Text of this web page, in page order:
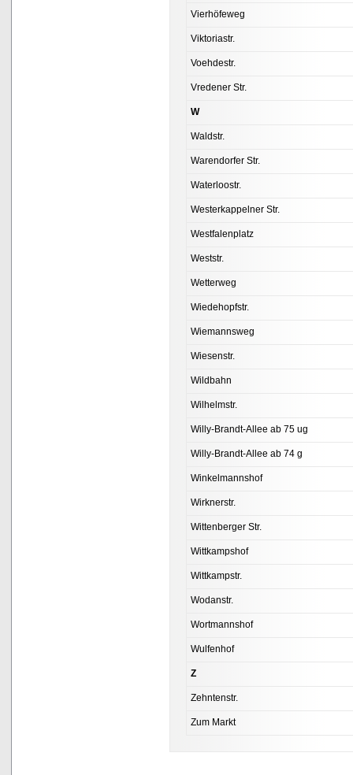
Vierhöfeweg
Viktoriastr.
Voehdestr.
Vredener Str.
W
Waldstr.
Warendorfer Str.
Waterloostr.
Westerkappelner Str.
Westfalenplatz
Weststr.
Wetterweg
Wiedehopfstr.
Wiemannsweg
Wiesenstr.
Wildbahn
Wilhelmstr.
Willy-Brandt-Allee ab 75 ug
Willy-Brandt-Allee ab 74 g
Winkelmannshof
Wirknerstr.
Wittenberger Str.
Wittkampshof
Wittkampstr.
Wodanstr.
Wortmannshof
Wulfenhof
Z
Zehntenstr.
Zum Markt